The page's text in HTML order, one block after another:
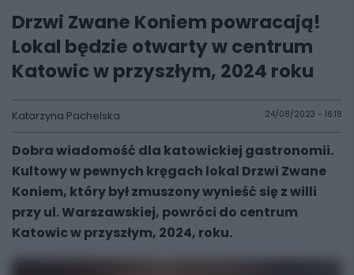
Drzwi Zwane Koniem powracają!
Lokal będzie otwarty w centrum
Katowic w przyszłym, 2024 roku
Katarzyna Pachelska 24/08/2023 - 16:18
Dobra wiadomość dla katowickiej gastronomii.
Kultowy w pewnych kręgach lokal Drzwi Zwane
Koniem, który był zmuszony wynieść się z willi
przy ul. Warszawskiej, powróci do centrum
Katowic w przyszłym, 2024, roku.